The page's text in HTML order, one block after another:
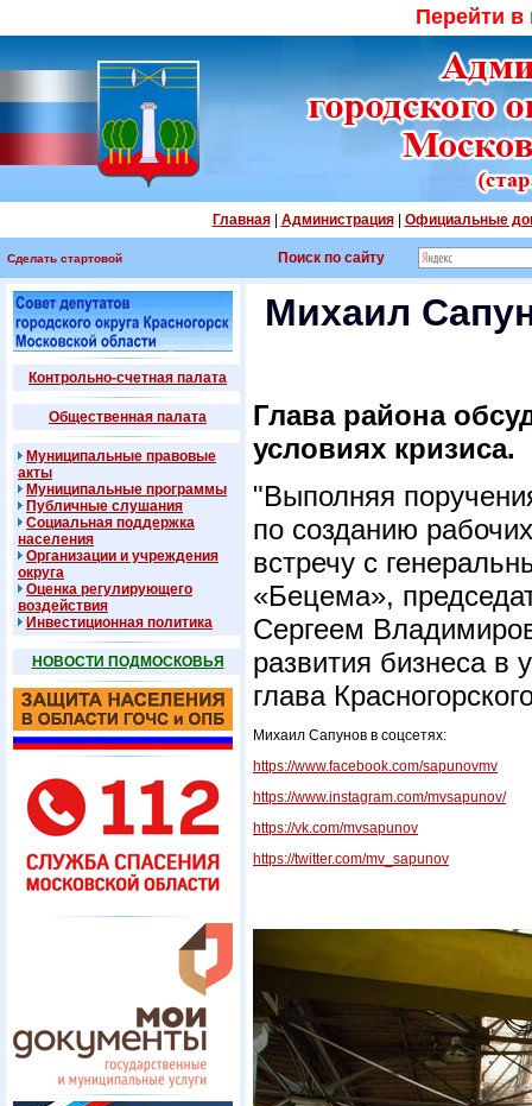
Перейти
Главная| Администрация| Официальные
Сделать стартовой Поиск по сайту
Контрольно-счетная палата
Общественная палата
Муниципальные правовые
акты
Муниципальные программы
Публичные слушания
Социальная поддержка
населения
Организации и учреждения
округа
Оценка регулирующего
воздействия
Инвестиционная политика
НОВОСТИ ПОДМОСКОВЬЯ
Михаил
Глава района
условиях кризиса.
"Выполняя
по созданию
встречу с
«Бецема»,
Сергеем
развития бизнеса в
глава
Михаил Сапунов в соцсетях:
https://www.facebook.com/sapunovmv
https://www.instagram.com/mvsapunov/
https://vk.com/mvsapunov
https://twitter.com/mv_sapunov